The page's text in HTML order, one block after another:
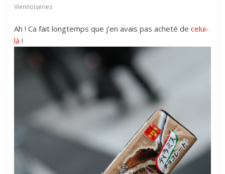
Viennoiseries
Ah ! Ca fait longtemps que j’en avais pas acheté decelui-
là !